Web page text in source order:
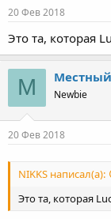
20 Фев 2018
Это та, которая
М Newbie
20 Фев 2018
NIKKS написал(а):
Это та, которая